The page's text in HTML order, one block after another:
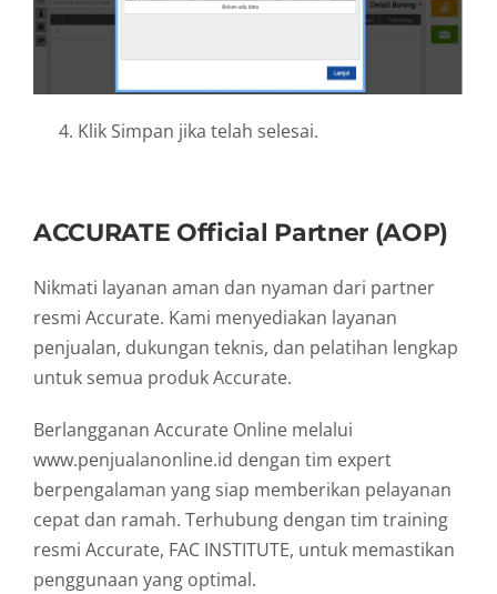
Klik Simpan jika telah selesai.
ACCURATE Official Partner (AOP)
Nikmati layanan aman dan nyaman dari partner
resmi Accurate. Kami menyediakan layanan
penjualan, dukungan teknis, dan pelatihan lengkap
untuk semua produk Accurate.
Berlangganan Accurate Online melalui
www.penjualanonline.id dengan tim expert
berpengalaman yang siap memberikan pelayanan
cepat dan ramah. Terhubung dengan tim training
resmi Accurate, FAC INSTITUTE, untuk memastikan
penggunaan yang optimal.